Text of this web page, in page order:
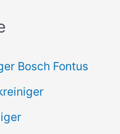
Bosch Fontus